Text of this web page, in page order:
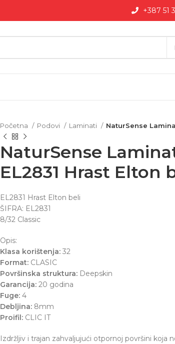
+387 51
Početna Podovi Laminati NaturSense
NaturSense
EL2831 Hrast Elton
EL2831 Hrast Elton beli
ŠIFRA: EL2831
8/32 Classic
Opis:
Klasa korištenja: 32
Format: CLASIC
Površinska struktura: Deepskin
Garancija: 20 godina
Fuge: 4
Debljina: 8mm
Proifil: CLIC IT
Izdržljiv i trajan zahvaljujući otpornoj površini koja